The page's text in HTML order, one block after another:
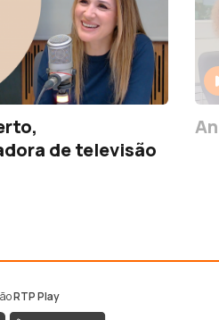
de televisão
RTP Play